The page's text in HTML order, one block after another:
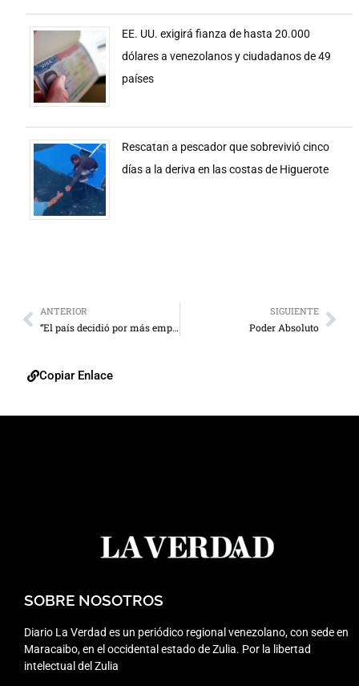
EE. UU. exigirá fianza de hasta 20.000
dólares a venezolanos y ciudadanos de 49
países
Rescatan a pescador que sobrevivió cinco
días a la deriva en las costas de Higuerote
ANTERIOR
“El país decidió por más empresa, más trabajo”
SIGUIENTE
Poder Absoluto
Copiar Enlace
SOBRE NOSOTROS
Diario La Verdad es un periódico regional venezolano, con sede en
Maracaibo, en el occidental estado de Zulia. Por la libertad
intelectual del Zulia